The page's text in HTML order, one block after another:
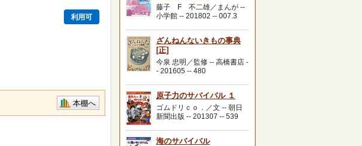
利用可
本棚へ
藤子 F 不二雄／まんが --
小学館 -- 201802 -- 007.3
ざんねんないきもの事典
[正]
今泉 忠明／監修 -- 高橋書店 -
- 201605 -- 480
原子力のサバイバル １
ゴムドリｃｏ．／文 -- 朝日
新聞出版 -- 201307 -- 539
海のサバイバル